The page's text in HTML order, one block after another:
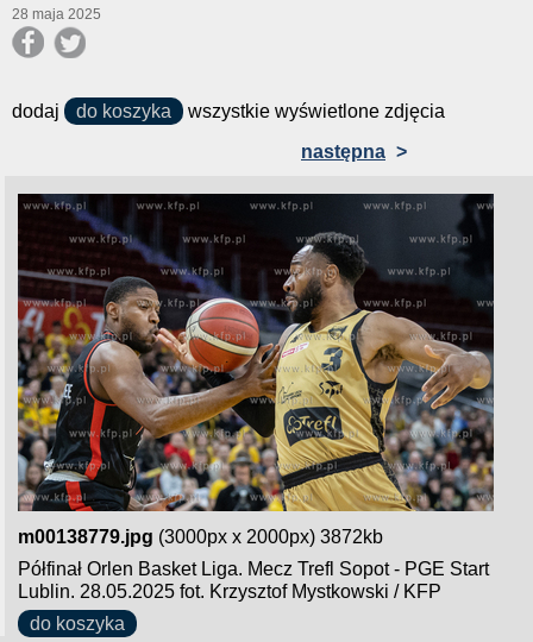
28 maja 2025
dodaj do koszyka
wszystkie wyświetlone zdjęcia
następna >
m00138779.jpg (3000px x 2000px) 3872kb
Półfinał Orlen Basket Liga. Mecz Trefl Sopot - PGE Start
Lublin. 28.05.2025 fot. Krzysztof Mystkowski / KFP
do koszyka